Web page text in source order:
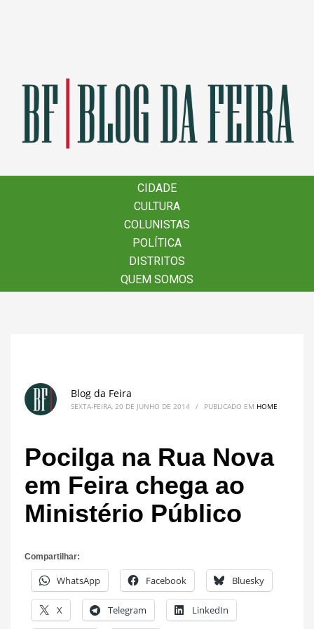
CIDADE
CULTURA
COLUNISTAS
POLÍTICA
DISTRITOS
QUEM SOMOS
CIDADE
CULTURA
COLUNISTAS
POLÍTICA
DISTRITOS
QUEM SOMOS
Blog da Feira
SEXTA-FEIRA, 20 DE JUNHO DE 2014 / PUBLICADO EM HOME
Pocilga na Rua Nova
em Feira chega ao
Ministério Público
Compartilhar:
WhatsApp Facebook Bluesky
X Telegram LinkedIn